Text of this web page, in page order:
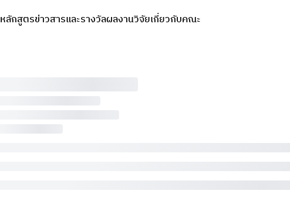
หลักสูตรข่าวสารและรางวัลผลงานวิจัยเกี่ยวกับคณะ